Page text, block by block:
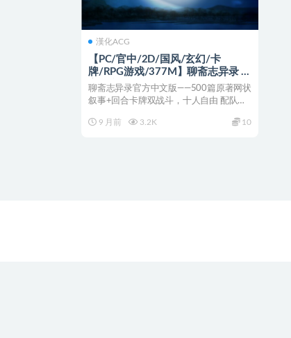
漢化ACG
【PC/官中/2D/国风/玄幻/卡
牌/RPG游戏/377M】聊斋志异录 官
方中文版+全CG解锁+2D国风玄幻
卡牌RPG游戏+377M
聊斋志异录官方中文版——500篇原著网状
叙事+回合卡牌双战斗，十人自由 配队，
9 月前
3.2K 10